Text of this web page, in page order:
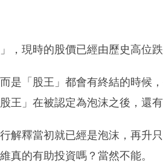
，現時的股價已經由歷史高位跌
是「股王」都會有終結的時候
王」在被認定為泡沫之後，還
解釋當初就已經是泡沫，再升
真的有助投資嗎？當然不能。